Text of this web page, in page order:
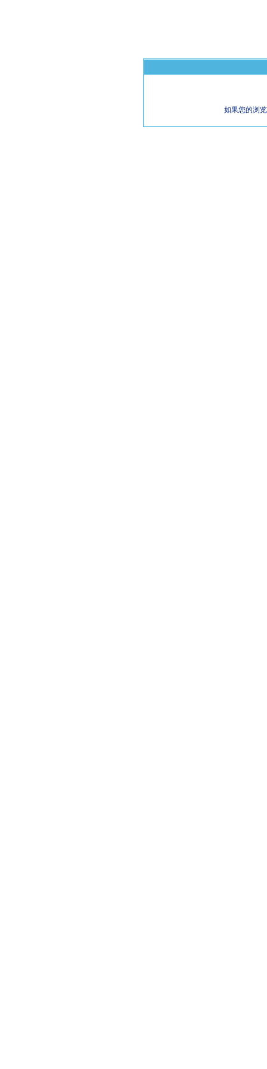
如果您的浏